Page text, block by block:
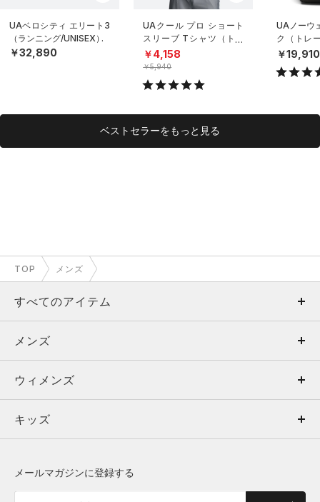
UAベロシティ エリート3
（ランニング/UNISEX）
￥32,890
UAクール プロ ショート
スリーブ Tシャツ（トレ
ーニング/MEN）
￥4,158
￥5,940
UAノーウ
ク（トレ
X）
￥19,910
ベストセラーをもっと見る
TOP メンズ
すべてのアイテム
メンズ
ウィメンズ
キッズ
メンズ
トップス
ボトムス
ウィメンズ
トップス
キッズ
メールマガジンに登録する